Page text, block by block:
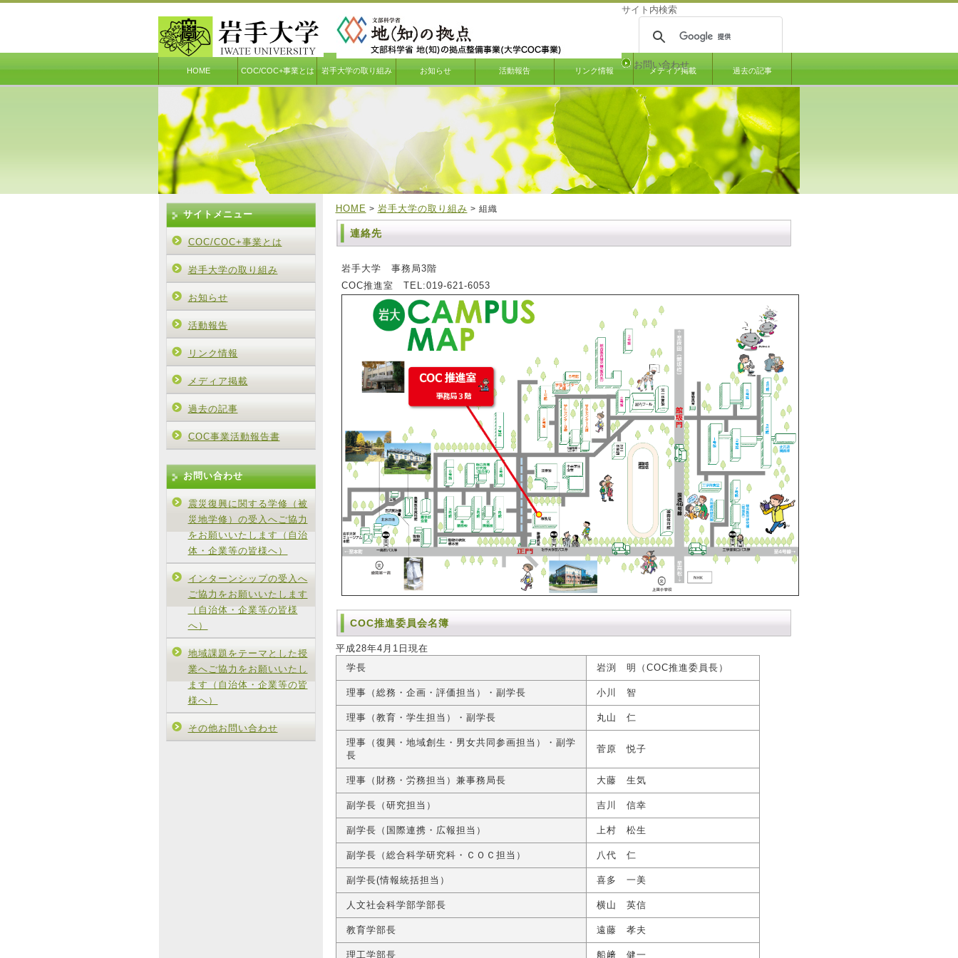
サイト内検索
お問い合わせ
HOME COC/COC+事業とは 岩手大学の取り組み お知らせ 活動報告 リンク情報 メディア掲載 過去の記事
HOME > 岩手大学の取り組み > 組織
連絡先
岩手大学 事務局3階
COC推進室 TEL:019-621-6053
COC推進委員会名簿
平成28年4月1日現在
学長
岩渕 明（COC推進委員長）
理事（総務・企画・評価担当）・副学長 小川 智
理事（教育・学生担当）・副学長 丸山 仁
理事（復興・地域創生・男女共同参画担当）・副学
長
菅原 悦子
理事（財務・労務担当）兼事務局長 大藤 生気
副学長（研究担当） 吉川 信幸
副学長（国際連携・広報担当） 上村 松生
副学長（総合科学研究科・ＣＯＣ担当） 八代 仁
副学長(情報統括担当） 喜多 一美
人文社会科学部学部長 横山 英信
教育学部長 遠藤 孝夫
理工学部長 船﨑 健一
サイトメニュー
COC/COC+事業とは
岩手大学の取り組み
お知らせ
活動報告
リンク情報
メディア掲載
過去の記事
COC事業活動報告書
お問い合わせ
震災復興に関する学修（被
災地学修）の受入へご協力
をお願いいたします（自治
体・企業等の皆様へ）
インターンシップの受入へ
ご協力をお願いいたします
（自治体・企業等の皆様
へ）
地域課題をテーマとした授
業へご協力をお願いいたし
ます（自治体・企業等の皆
様へ）
その他お問い合わせ